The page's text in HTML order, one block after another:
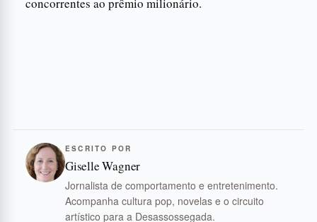
ESCRITO POR
Giselle Wagner
Jornalista de comportamento e entretenimento.
Acompanha cultura pop, novelas e o circuito
artístico para a Desassossegada.